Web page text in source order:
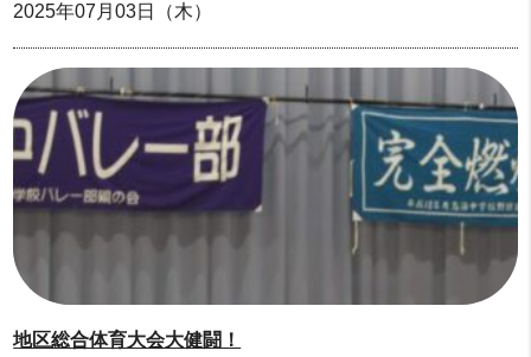
2025年07月03日（木）
地区総合体育大会大健闘！